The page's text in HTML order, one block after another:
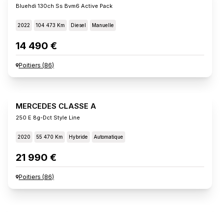
Bluehdi 130ch Ss Bvm6 Active Pack
2022 104 473 Km Diesel Manuelle
14 490 €
Poitiers (86)
MERCEDES CLASSE A
250 E 8g-Dct Style Line
2020 55 470 Km Hybride Automatique
21 990 €
Poitiers (86)